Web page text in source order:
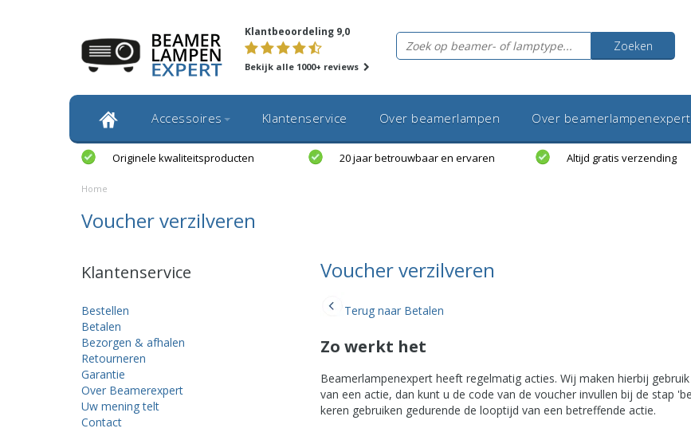
Klantbeoordeling 9,0
Bekijk alle 1000+ reviews
Zoeken
Accessoires Klantenservice Over beamerlampen Over beamerlampenexpert
Originele kwaliteitsproducten 20 jaar betrouwbaar en ervaren Altijd gratis verzending
Home
Voucher verzilveren
Klantenservice
Bestellen
Betalen
Bezorgen & afhalen
Retourneren
Garantie
Over Beamerexpert
Uw mening telt
Contact
Voucher verzilveren
Terug naar Betalen
Zo werkt het
Beamerlampenexpert heeft regelmatig acties. Wij maken hierbij
van een actie, dan kunt u de code van de voucher invullen bij de stap
keren gebruiken gedurende de looptijd van een betreffende actie.